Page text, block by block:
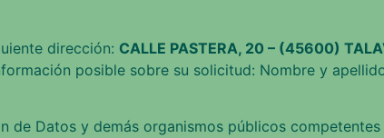
dirección: CALLE PASTERA, 20 – (45600)
posible sobre su solicitud: Nombre y
Datos y demás organismos públicos